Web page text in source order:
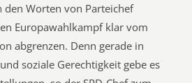
den Worten von Parteichef
Europawahlkampf klar vom
abgrenzen. Denn gerade in
soziale Gerechtigkeit gebe es